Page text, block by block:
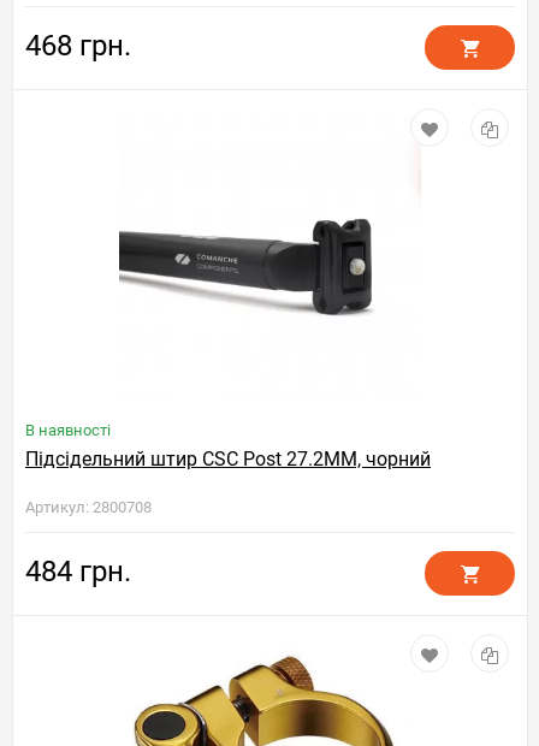
468 грн.
В наявності
Підсідельний штир CSC Post 27.2MM, чорний
Артикул: 2800708
484 грн.